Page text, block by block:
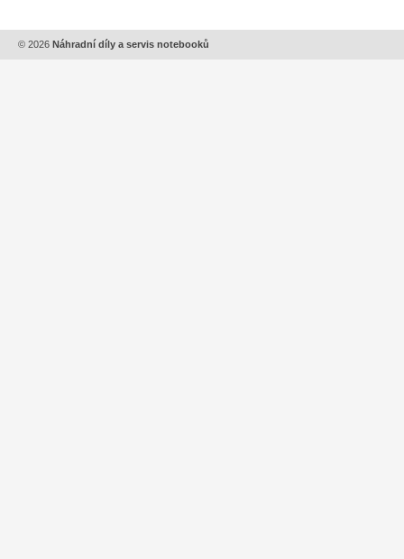
© 2026 Náhradní díly a servis notebooků